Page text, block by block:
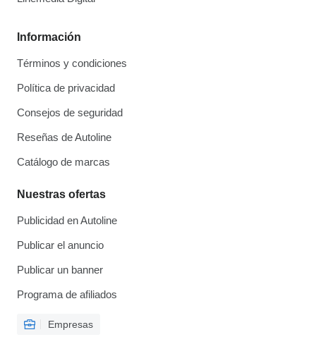
Información
Términos y condiciones
Política de privacidad
Consejos de seguridad
Reseñas de Autoline
Catálogo de marcas
Nuestras ofertas
Publicidad en Autoline
Publicar el anuncio
Publicar un banner
Programa de afiliados
Empresas